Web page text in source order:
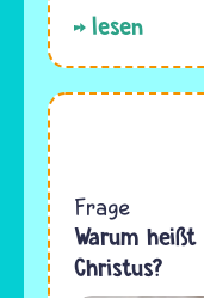
lesen
Christentum
Frage
Warum
Christus?